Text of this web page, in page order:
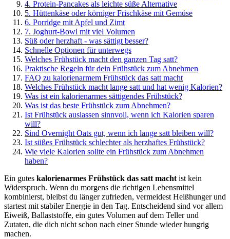
4. Protein-Pancakes als leichte süße Alternative
5. Hüttenkäse oder körniger Frischkäse mit Gemüse
6. Porridge mit Apfel und Zimt
7. Joghurt-Bowl mit viel Volumen
Süß oder herzhaft - was sättigt besser?
Schnelle Optionen für unterwegs
Welches Frühstück macht den ganzen Tag satt?
Praktische Regeln für dein Frühstück zum Abnehmen
FAQ zu kalorienarmem Frühstück das satt macht
Welches Frühstück macht lange satt und hat wenig Kalorien?
Was ist ein kalorienarmes sättigendes Frühstück?
Was ist das beste Frühstück zum Abnehmen?
Ist Frühstück auslassen sinnvoll, wenn ich Kalorien sparen
will?
Sind Overnight Oats gut, wenn ich lange satt bleiben will?
Ist süßes Frühstück schlechter als herzhaftes Frühstück?
Wie viele Kalorien sollte ein Frühstück zum Abnehmen
haben?
Ein gutes kalorienarmes Frühstück das satt macht ist kein
Widerspruch. Wenn du morgens die richtigen Lebensmittel
kombinierst, bleibst du länger zufrieden, vermeidest Heißhunger und
startest mit stabiler Energie in den Tag. Entscheidend sind vor allem
Eiweiß, Ballaststoffe, ein gutes Volumen auf dem Teller und
Zutaten, die dich nicht schon nach einer Stunde wieder hungrig
machen.